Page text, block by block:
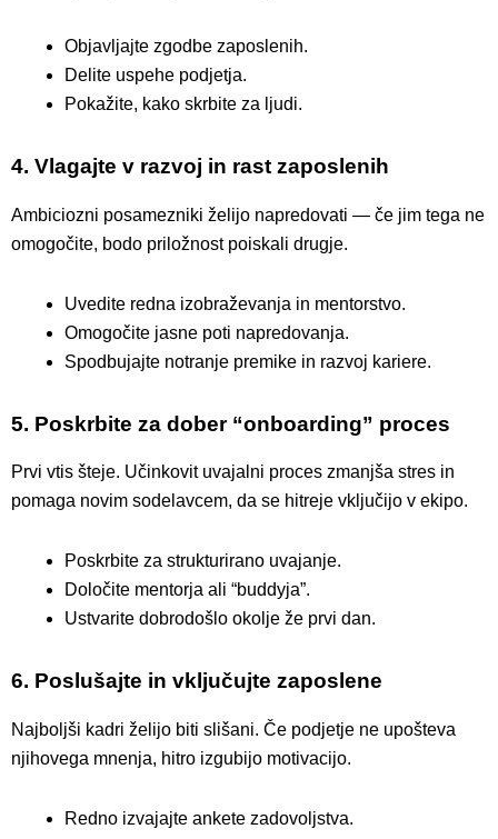
Objavljajte zgodbe zaposlenih.
Delite uspehe podjetja.
Pokažite, kako skrbite za ljudi.
4. Vlagajte v razvoj in rast zaposlenih
Ambiciozni posamezniki želijo napredovati — če jim tega ne
omogočite, bodo priložnost poiskali drugje.
Uvedite redna izobraževanja in mentorstvo.
Omogočite jasne poti napredovanja.
Spodbujajte notranje premike in razvoj kariere.
5. Poskrbite za dober “onboarding” proces
Prvi vtis šteje. Učinkovit uvajalni proces zmanjša stres in
pomaga novim sodelavcem, da se hitreje vključijo v ekipo.
Poskrbite za strukturirano uvajanje.
Določite mentorja ali “buddyja”.
Ustvarite dobrodošlo okolje že prvi dan.
6. Poslušajte in vključujte zaposlene
Najboljši kadri želijo biti slišani. Če podjetje ne upošteva
njihovega mnenja, hitro izgubijo motivacijo.
Redno izvajajte ankete zadovoljstva.